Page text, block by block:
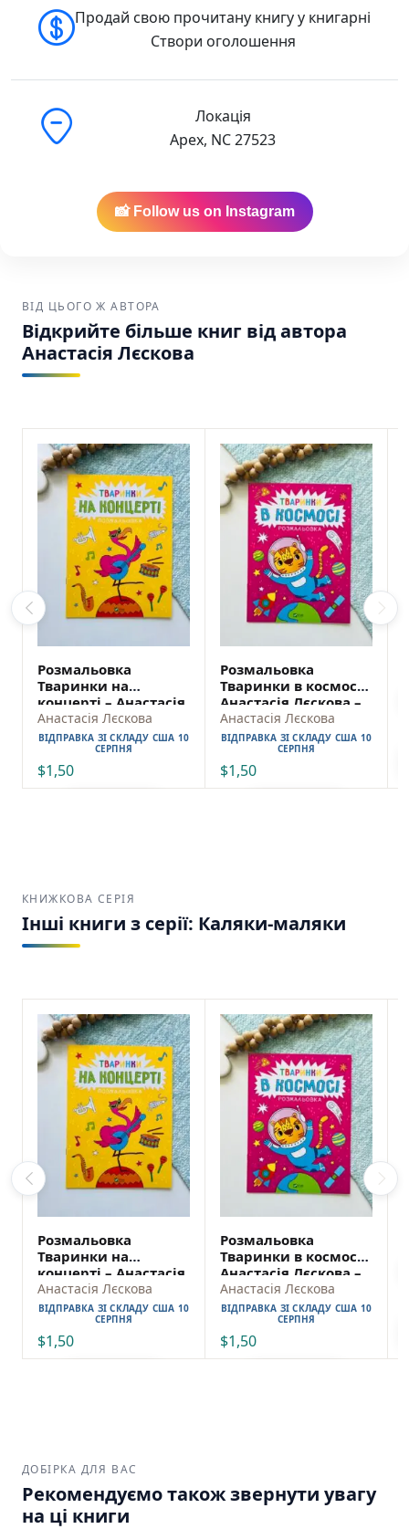
Продай свою прочитану книгу у книгарні
Створи оголошення
Локація
Apex, NC 27523
📸 Follow us on Instagram
ВІД ЦЬОГО Ж АВТОРА
Відкрийте більше книг від автора
Анастасія Лєскова
Розмальовка
Тваринки на
концерті – Анастасія
Лєскова – Vivat
Анастасія Лєскова
ВІДПРАВКА ЗІ СКЛАДУ США 10
СЕРПНЯ
$1,50
Розмальовка
Тваринки в космосі –
Анастасія Лєскова –
Vivat
Анастасія Лєскова
ВІДПРАВКА ЗІ СКЛАДУ США 10
СЕРПНЯ
$1,50
КНИЖКОВА СЕРІЯ
Інші книги з серії: Каляки-маляки
Розмальовка
Тваринки на
концерті – Анастасія
Лєскова – Vivat
Анастасія Лєскова
ВІДПРАВКА ЗІ СКЛАДУ США 10
СЕРПНЯ
$1,50
Розмальовка
Тваринки в космосі –
Анастасія Лєскова –
Vivat
Анастасія Лєскова
ВІДПРАВКА ЗІ СКЛАДУ США 10
СЕРПНЯ
$1,50
ДОБІРКА ДЛЯ ВАС
Рекомендуємо також звернути увагу
на ці книги